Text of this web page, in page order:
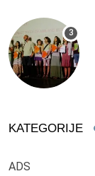
KATEGORIJE
ADS